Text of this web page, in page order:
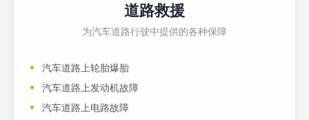
道路救援
为汽车道路行驶中提供的各种保障
汽车道路上轮胎爆胎
汽车道路上发动机故障
汽车道路上电路故障